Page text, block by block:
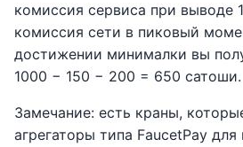
комиссия сервиса при выводе
комиссия сети в пиковый
достижении минималки вы
1000 − 150 − 200 = 650 сатоши.
Замечание: есть краны,
агрегаторы типа FaucetPay